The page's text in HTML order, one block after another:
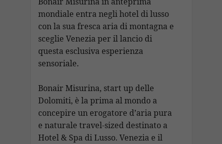
o
o
k
A
p
p
a
m
dI
n
c
h
l y
Li
n
k
di
vi
di
mondiale entra negli hotel di lusso
con la sua fresca aria di montagna e
sceglie Venezia per il lancio di
questa esclusiva esperienza
sensoriale.
Bonair Misurina, start up delle
Dolomiti, è la prima al mondo a
concepire un erogatore d’aria pura
e naturale travel-sized destinato a
Hotel & Spa di Lusso. Venezia e il